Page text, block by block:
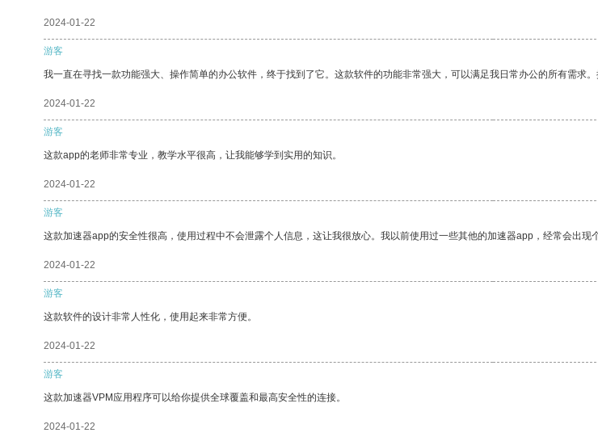
2024-01-22
游客
我一直在寻找一款功能强大、操作简单的办公软件，终于找到了它。这款软件的功能非常强大，可以满足我日常办公的所有需求
2024-01-22
游客
这款app的老师非常专业，教学水平很高，让我能够学到实用的知识。
2024-01-22
游客
这款加速器app的安全性很高，使用过程中不会泄露个人信息，这让我很放心。我以前使用过一些其他的加速器app，经常会出现
2024-01-22
游客
这款软件的设计非常人性化，使用起来非常方便。
2024-01-22
游客
这款加速器VPM应用程序可以给你提供全球覆盖和最高安全性的连接。
2024-01-22